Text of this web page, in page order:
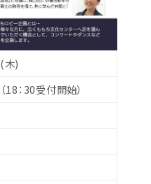
木)
：30受付開始）